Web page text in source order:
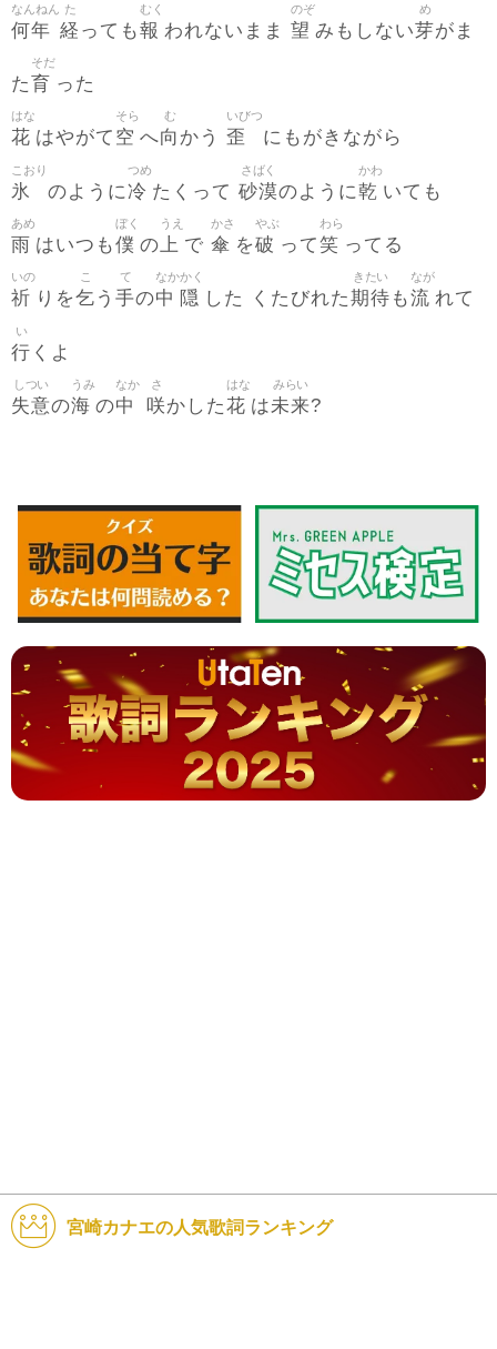
何年
なんねん
経
た
っても報
むく
われないまま 望
のぞ
みもしない芽
め
がま
た育
そだ
った
花
はな
はやがて 空
そら
へ向
む
かう 歪
いびつ
にもがきながら
氷
こおり
のように冷
つめ
たくって 砂漠
さばく
のように乾
かわ
いても
雨
あめ
はいつも僕
ぼく
の上
うえ
で 傘
かさ
を破
やぶ
って笑
わら
ってる
祈
いの
りを乞
こ
う 手
て
の中
なか
隠
かく
した くたびれた期待
きたい
も流
なが
れて
行
い
くよ
失意
しつい
の海
うみ
の中
なか
咲
さ
かした花
はな
は未来
みらい
?
宮崎カナエの人気歌詞ランキング